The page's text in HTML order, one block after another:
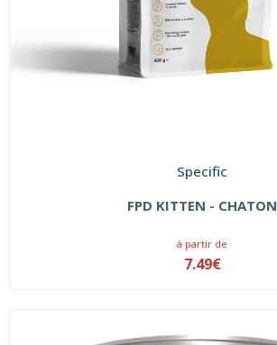
Specific
FPD KITTEN - CHATON
à partir de
7.49€